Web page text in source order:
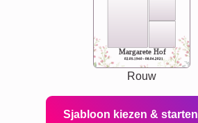
Margarete Hof
02.05.1940 - 08.04.2021
Rouw
Sjabloon kiezen & starten